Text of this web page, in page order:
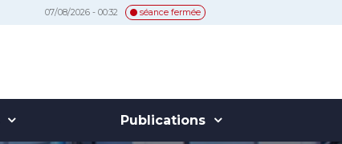
07/08/2026 - 00:32 séance fermée
Publications